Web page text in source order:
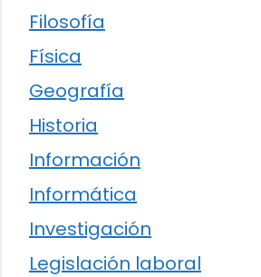
Filosofía
Física
Geografía
Historia
Información
Informática
Investigación
Legislación laboral